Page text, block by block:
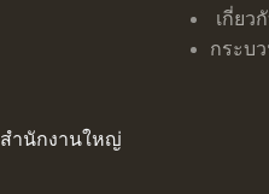
เกี่ยว
กระบ
สำนักงานใหญ่